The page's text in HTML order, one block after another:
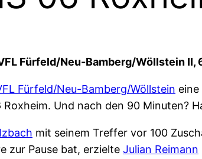
Fürfeld/Neu-Bamberg/Wöllstein II,
Fürfeld/Neu-Bamberg/Wöllstein
Und nach den 90 Minuten?
mit seinem Treffer vor 100
zur Pause bat, erzielte Julian Reimann